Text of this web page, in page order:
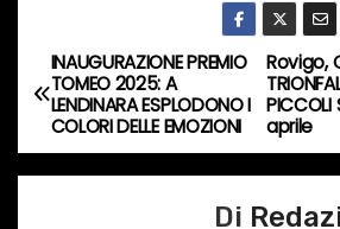
c
o
s
N
a
v
Rovigo,
PICCOLI
aprile
INAUGURAZIONE PREMIO
TOMEO 2025: A
LENDINARA ESPLODONO I
COLORI DELLE EMOZIONI
Di